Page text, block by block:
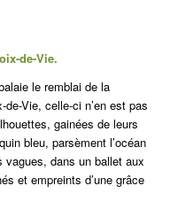
de-Vie.
le remblai de la
Vie, celle-ci n’en est pas
gainées de leurs
bleu, parsèment l’océan
dans un ballet aux
et empreints d’une grâce